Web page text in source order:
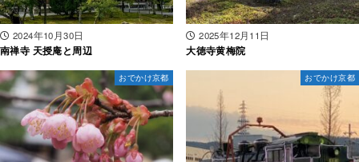
2024年10月30日
南禅寺 天授庵と周辺
2025年12月11日
大徳寺黄梅院
おでかけ京都 おでかけ京都